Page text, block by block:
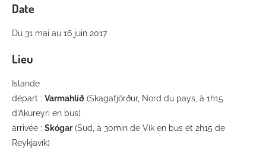
Date
Du 31 mai au 16 juin 2017
Lieu
Islande
départ : Varmahlíð (Skagafjörður, Nord du pays, à 1h15
d’Akureyri en bus)
arrivée : Skógar(Sud, à 30min de Vík en bus et 2h15 de
Reykjavík)